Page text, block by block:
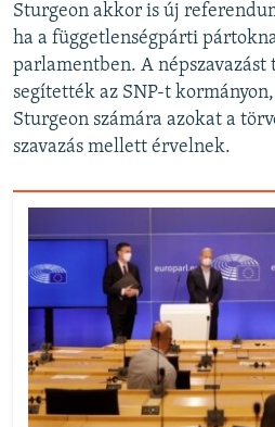
Sturgeon akkor is új
ha a függetlenségpárti
parlamentben. A népszavazást
segítették az SNP-t
Sturgeon számára azokat a
szavazás mellett érvelnek.